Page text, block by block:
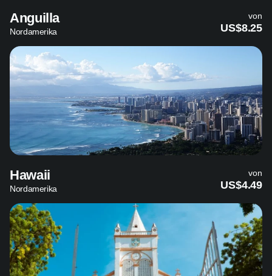
Anguilla
Nordamerika
von
US$8.25
Hawaii
Nordamerika
von
US$4.49